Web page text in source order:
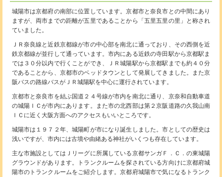
城陽市は京都府の南部に位置しています。京都市と奈良市との中間にあり
ますが、両市までの距離が五里であることから「五里五里の里」と称され
ていました。
ＪＲ奈良線と近鉄京都線が市の中心部を南北に通っており、その西側を近
鉄京都線が並行して通っています。市内にある近鉄の寺田駅から京都駅ま
では３０分以内で行くことができ、ＪＲ城陽駅から京都駅までも約４０分
であることから、京都市のベッドタウンとして発展してきました。また京
阪バスの路線バスがＪＲ城陽駅を中心に運行されています。
京都市と奈良市を結ぶ国道２４号線が市内を南北に通り、京奈和自動車道
の城陽ＩＣが市内にあります。また市の北西部は第２京阪道路の久我山南
ＩＣに近く大阪方面へのアクセスもいいところです。
城陽市は１９７２年、城陽町が市になり誕生しました。市としての歴史は
浅いですが、市内には古墳や由緒ある神社がいくつも存在しています。
主な市施設としてはＪリーグに所属している京都サンガＦ．Ｃ．の東城陽
グラウンドがあります。トランクルームを探されている方向けに京都府城
陽市のトランクルームをご紹介します。京都府城陽市で気になるトランク